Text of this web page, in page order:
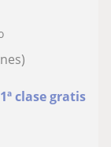
1ª clase gratis